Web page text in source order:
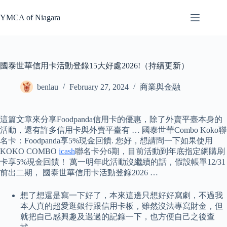
to
content
YMCA of Niagara
國泰世華信用卡活動登錄15大好處2026!（持續更新）
benlau February 27, 2024 商業與金融
這篇文章來分享Foodpanda信用卡的優惠，除了外賣平臺本身的
活動，還有許多信用卡與外賣平臺有 … 國泰世華Combo Koko聯
名卡：Foodpanda享5%現金回饋. 您好，想請問一下如果使用
KOKO COMBO icash聯名卡分6期，目前活動到年底指定網購刷
卡享5%現金回饋！ 萬一明年此活動沒繼續的話，假設帳單12/31
前出二期， 國泰世華信用卡活動登錄2026 …
想了想還是寫一下好了，本來這邊只想好好寫劇，不過我
本人真的超愛逛銀行跟信用卡板，雖然沒法專寫財金，但
就把自己感興趣及遇過的記錄一下，也方便自己之後查